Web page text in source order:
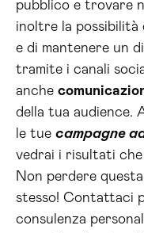
pubblico e trovare
inoltre la possibilità
e di mantenere un
tramite i canali
anche
della tua audience.
le tue campagne
vedrai i risultati che
Non perdere
stesso! Contattaci
consulenza